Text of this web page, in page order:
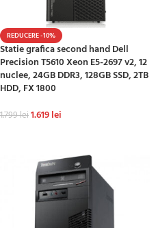
REDUCERE -10%
Statie grafica second hand Dell
Precision T5610 Xeon E5-2697 v2, 12
nuclee, 24GB DDR3, 128GB SSD, 2TB
HDD, FX 1800
1.799lei1.619lei